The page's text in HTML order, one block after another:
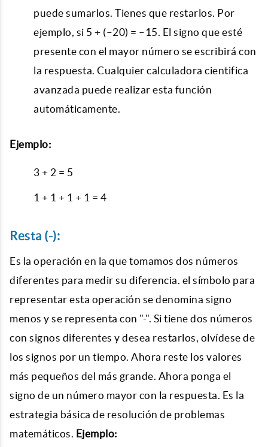
puede sumarlos. Tienes que restarlos. Por
ejemplo, si 5 + (–20) = –15. El signo que esté
presente con el mayor número se escribirá con
la respuesta. Cualquier calculadora cientifica
avanzada puede realizar esta función
automáticamente.
Ejemplo:
3 + 2 = 5
1 + 1 + 1 + 1 = 4
Resta (-):
Es la operación en la que tomamos dos números
diferentes para medir su diferencia. el símbolo para
representar esta operación se denomina signo
menos y se representa con "-". Si tiene dos números
con signos diferentes y desea restarlos, olvídese de
los signos por un tiempo. Ahora reste los valores
más pequeños del más grande. Ahora ponga el
signo de un número mayor con la respuesta. Es la
estrategia básica de resolución de problemas
matemáticos. Ejemplo: